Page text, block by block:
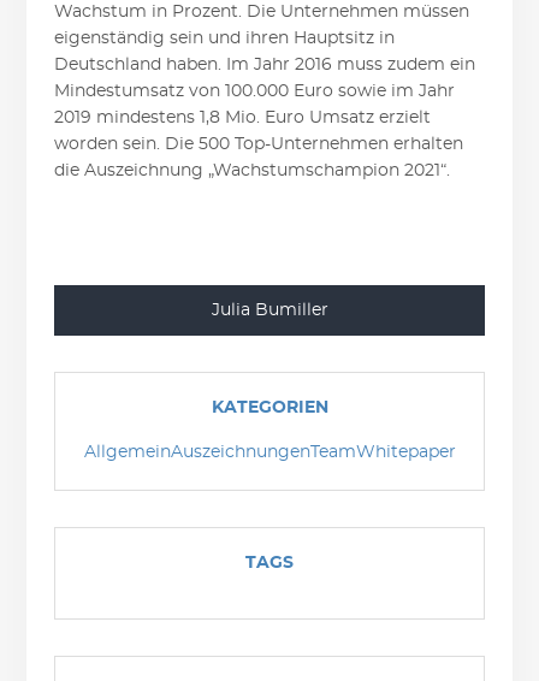
Wachstum in Prozent. Die Unternehmen müssen
eigenständig sein und ihren Hauptsitz in
Deutschland haben. Im Jahr 2016 muss zudem ein
Mindestumsatz von 100.000 Euro sowie im Jahr
2019 mindestens 1,8 Mio. Euro Umsatz erzielt
worden sein. Die 500 Top-Unternehmen erhalten
die Auszeichnung „Wachstumschampion 2021“.
Julia Bumiller
KATEGORIEN
AllgemeinAuszeichnungenTeamWhitepaper
TAGS